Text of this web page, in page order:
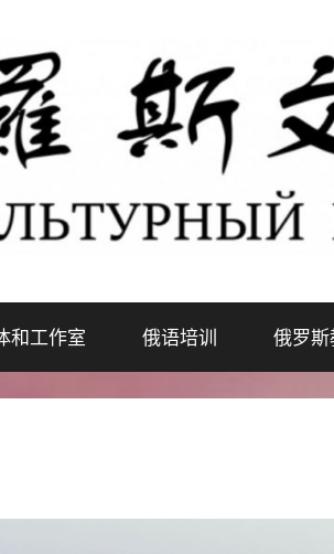
和工作室 俄语培训 俄罗斯